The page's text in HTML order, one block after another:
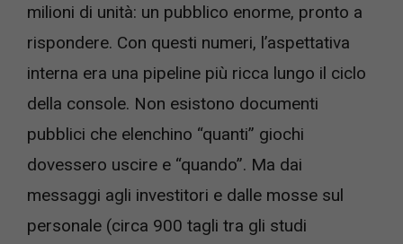
milioni di unità: un pubblico enorme, pronto a
rispondere. Con questi numeri, l’aspettativa
interna era una pipeline più ricca lungo il ciclo
della console. Non esistono documenti
pubblici che elenchino “quanti” giochi
dovessero uscire e “quando”. Ma dai
messaggi agli investitori e dalle mosse sul
personale (circa 900 tagli tra gli studi